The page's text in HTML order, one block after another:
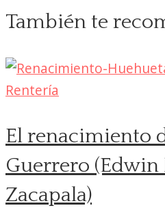
También te
El renacimiento
Guerrero (Edwin
Zacapala)